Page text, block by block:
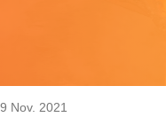
novembre 2016
octobre 2016
Nov. 2021